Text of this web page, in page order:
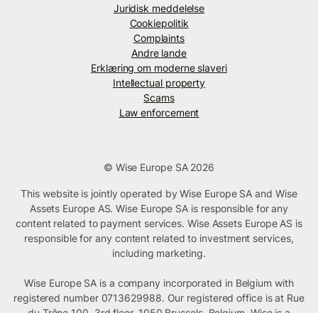
Juridisk meddelelse
Cookiepolitik
Complaints
Andre lande
Erklæring om moderne slaveri
Intellectual property
Scams
Law enforcement
© Wise Europe SA 2026
This website is jointly operated by Wise Europe SA and Wise
Assets Europe AS. Wise Europe SA is responsible for any
content related to payment services. Wise Assets Europe AS is
responsible for any content related to investment services,
including marketing.
Wise Europe SA is a company incorporated in Belgium with
registered number 0713629988. Our registered office is at Rue